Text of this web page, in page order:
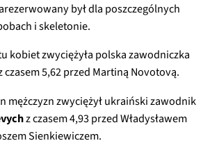
był dla poszczególnych
i skeletonie.
kobiet zwyciężyła polska zawodniczka
czasem 5,62 przed Martiną Novotovą.
mężczyzn zwyciężył ukraiński zawodnik
z czasem 4,93 przed Władysławem
Sienkiewiczem.